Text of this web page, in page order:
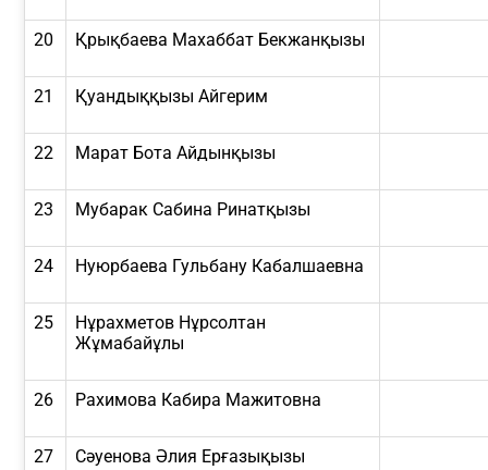
20 Қрықбаева Махаббат Бекжанқызы
21 Қуандыққызы Айгерим
22 Марат Бота Айдынқызы
23 Мубарак Сабина Ринатқызы
24 Нуюрбаева Гульбану Кабалшаевна
25
Нұрахметов Нұрсолтан
Жұмабайұлы
26 Рахимова Кабира Мажитовна
27 Сәуенова Әлия Ерғазықызы